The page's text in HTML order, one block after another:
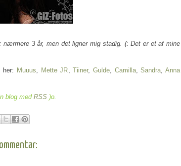
3 år, men det ligner mig stadig. (: Det er et af mine
her: Muuus, Mette JR,Tiiner, Gulde, Camilla,Sandra,Anna
blog med RSS )o.